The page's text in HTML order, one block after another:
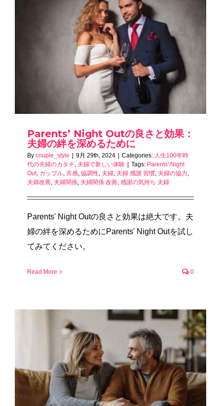
Parents’ Night Outの良さと効果：
夫婦の絆を深めるために
By couple_style | 9月 29th, 2024 | Categories: 人生100年時
代の夫婦のカタチ 夫婦で新しい体験 | Tags: Parents' Night
Out, カップル 共感 協調性 夫婦 夫婦 感謝 習慣 夫婦の協力
夫婦改善 夫婦関係 夫婦関係 改善 感謝の気持ち 夫婦
Parents' Night Outの良さと効果は絶大です。夫
婦の絆を深めるためにParents' Night Outを試し
てみてください。
Read More 0